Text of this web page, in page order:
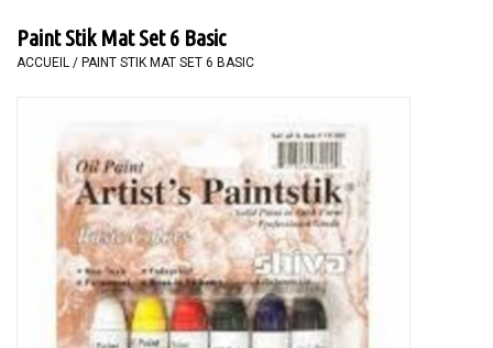
PEINTURE
WORKSHOPS
SPECIALS
OUTILS
Paint Stik Mat Set 6 Basic
ACCUEIL / PAINT STIK MAT SET 6 BASIC